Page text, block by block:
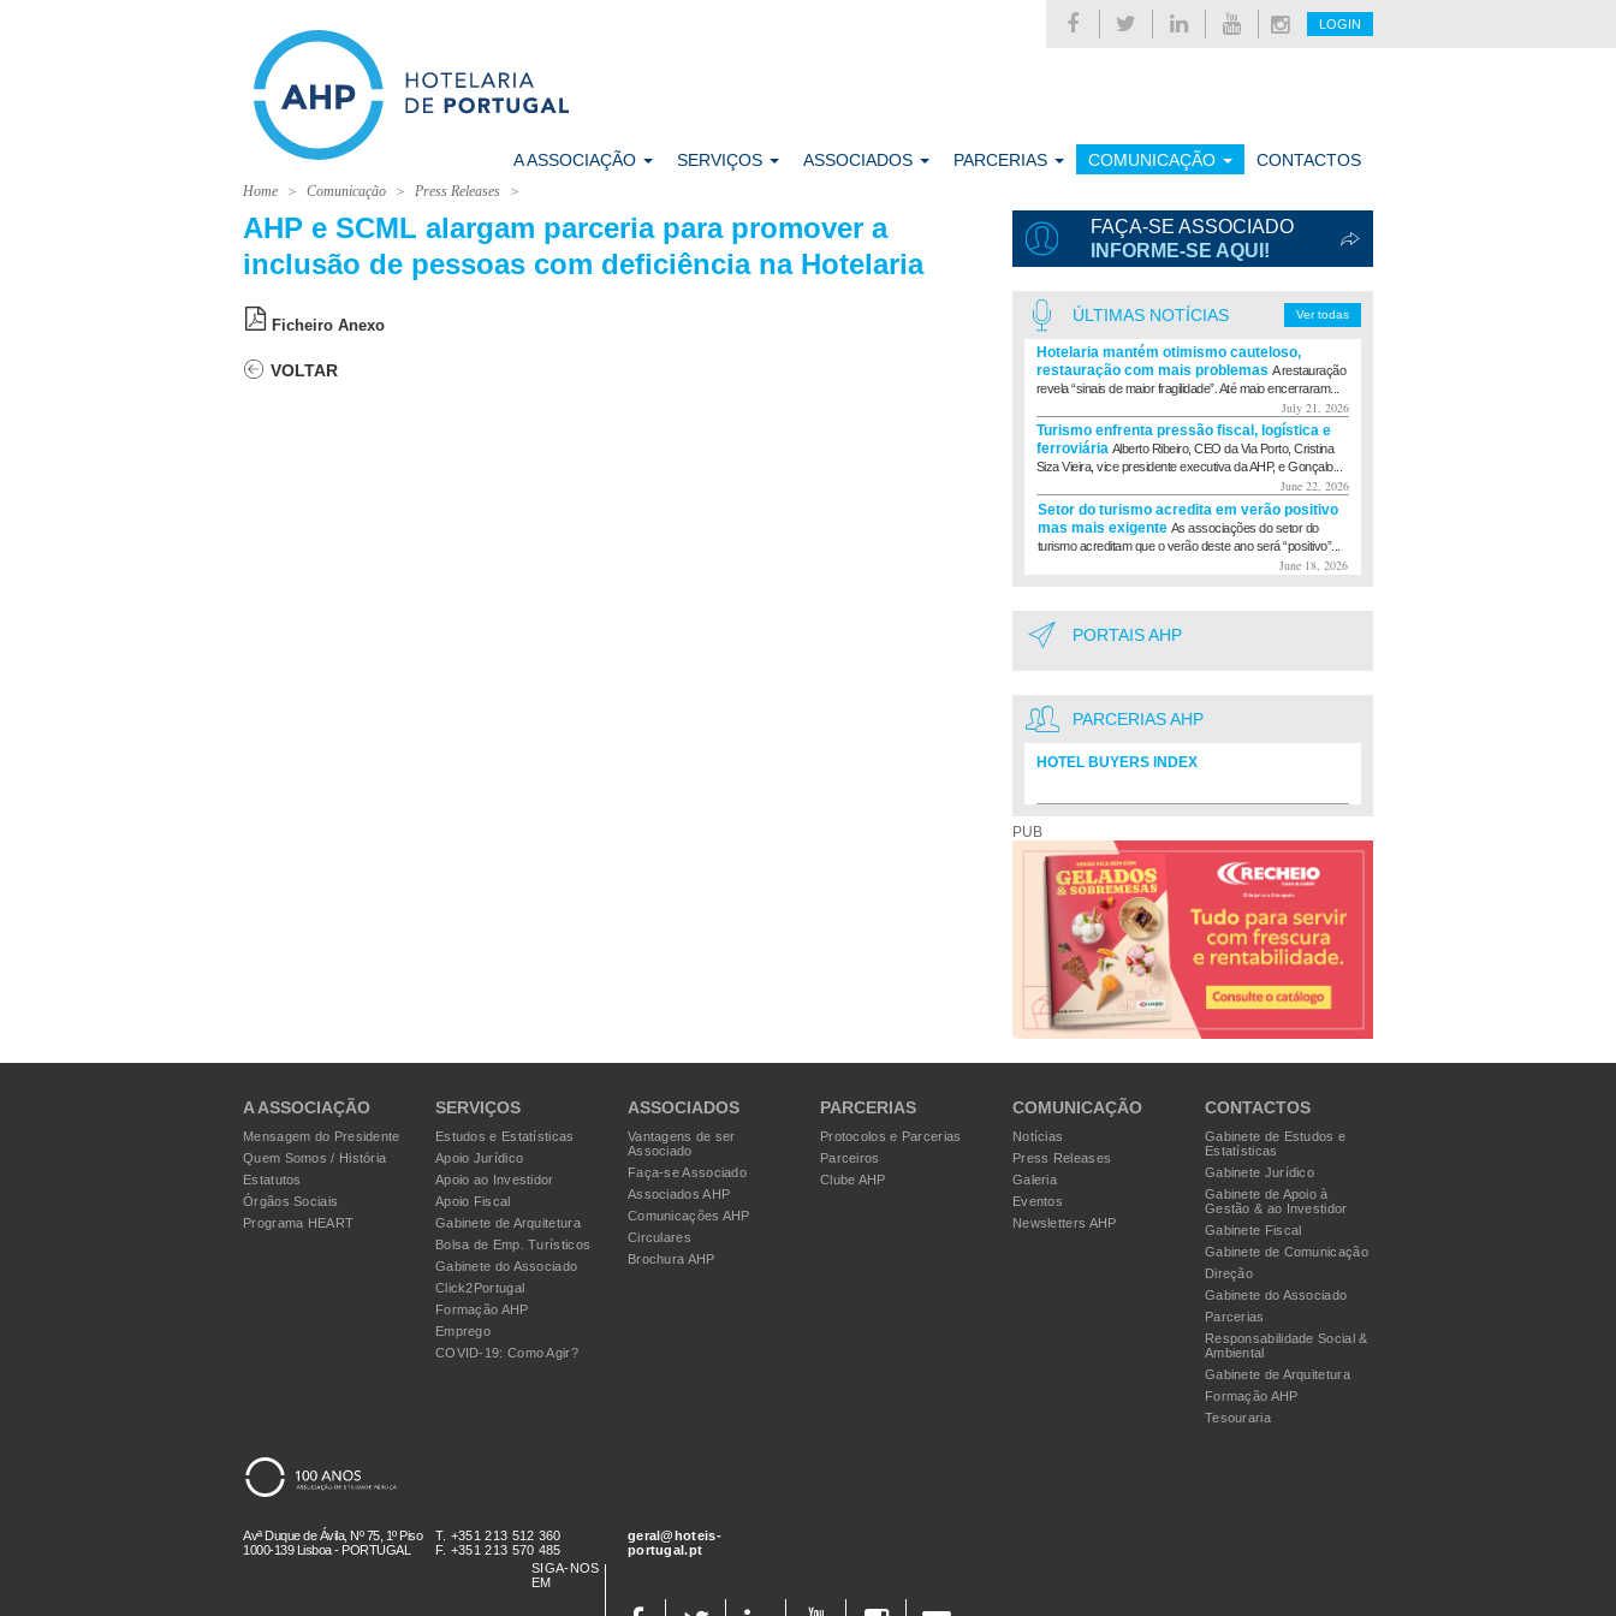
LOGIN
A ASSOCIAÇÃO SERVIÇOS ASSOCIADOS PARCERIAS COMUNICAÇÃO CONTACTOS
Home Comunicação Press Releases
AHP e SCML alargam parceria para promover a
inclusão de pessoas com deficiência na Hotelaria
Ficheiro Anexo
VOLTAR
FAÇA-SE ASSOCIADO
INFORME-SE AQUI!
Ver todas
ÚLTIMAS NOTÍCIAS
Hotelaria mantém otimismo cauteloso,
restauração com mais problemas A restauração
revela “sinais de maior fragilidade”. Até maio encerraram...
July 21, 2026
Turismo enfrenta pressão fiscal, logística e
ferroviária Alberto Ribeiro, CEO da Via Porto, Cristina
Siza Vieira, vice presidente executiva da AHP, e Gonçalo...
June 22, 2026
Setor do turismo acredita em verão positivo
mas mais exigente As associações do setor do
turismo acreditam que o verão deste ano será “positivo”...
June 18, 2026
PORTAIS AHP
PARCERIAS AHP
HOTEL BUYERS INDEX
PUB
A ASSOCIAÇÃO
Mensagem do Presidente
Quem Somos / História
Estatutos
Órgãos Sociais
Programa HEART
SERVIÇOS
Estudos e Estatísticas
Apoio Jurídico
Apoio ao Investidor
Apoio Fiscal
Gabinete de Arquitetura
Bolsa de Emp. Turísticos
Gabinete do Associado
Click2Portugal
Formação AHP
Emprego
COVID-19: Como Agir?
ASSOCIADOS
Vantagens de ser
Associado
Faça-se Associado
Associados AHP
Comunicações AHP
Circulares
Brochura AHP
PARCERIAS
Protocolos e Parcerias
Parceiros
Clube AHP
COMUNICAÇÃO
Notícias
Press Releases
Galeria
Eventos
Newsletters AHP
CONTACTOS
Gabinete de Estudos e
Estatísticas
Gabinete Jurídico
Gabinete de Apoio à
Gestão & ao Investidor
Gabinete Fiscal
Gabinete de Comunicação
Direção
Gabinete do Associado
Parcerias
Responsabilidade Social &
Ambiental
Gabinete de Arquitetura
Formação AHP
Tesouraria
Avª Duque de Ávila, Nº 75, 1º Piso
1000-139 Lisboa - PORTUGAL
T. +351 213 512 360
F. +351 213 570 485
geral@hoteis-
portugal.pt
SIGA-NOS
EM